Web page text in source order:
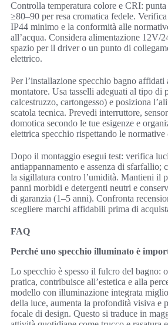
Controlla temperatura colore e CRI:
≥80–90 per resa cromatica fedele.
IP44 minimo e la conformità alle
all’acqua. Considera alimentazione 12V/
spazio per il driver o un punto di
elettrico.
Per l’installazione specchio bagno affidati
montatore. Usa tasselli adeguati al tipo di
calcestruzzo, cartongesso) e posiziona
scatola tecnica. Prevedi interruttore,
domotica secondo le tue esigenze e
elettrica specchio rispettando le normative
Dopo il montaggio esegui test: verifica
antiappannamento e assenza di sfarfallio;
la sigillatura contro l’umidità. Mantieni il
panni morbidi e detergenti neutri e
di garanzia (1–5 anni). Confronta
scegliere marchi affidabili prima di
FAQ
Perché uno specchio illuminato è
Lo specchio è spesso il fulcro del bagno:
pratica, contribuisce all’estetica e alla
modello con illuminazione integrata
della luce, aumenta la profondità visiva e
focale di design. Questo si traduce in